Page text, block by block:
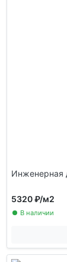
Инженерная
5320 ₽/м2
В наличии